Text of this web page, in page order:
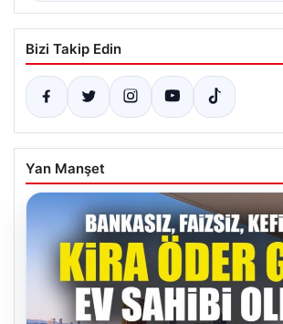
Bizi Takip Edin
Yan Manşet